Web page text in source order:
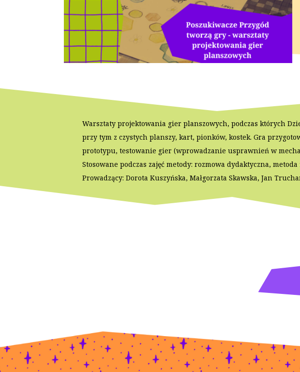
Warsztaty projektowania gier planszowych, podczas których
przy tym z czystych planszy, kart, pionków, kostek. Gra
prototypu, testowanie gier (wprowadzanie usprawnień w
Stosowane podczas zajęć metody: rozmowa dydaktyczna,
Prowadzący: Dorota Kuszyńska, Małgorzata Skawska, Jan